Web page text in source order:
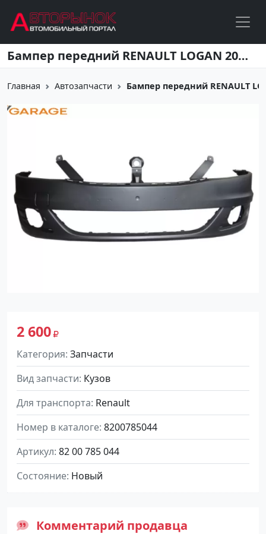
Перейти к основному содержанию Бампер передний RENAULT LOGAN 2010-2014 Краснодар
Главная Автозапчасти Бампер передний RENAULT
2 600
Категория Запчасти
Вид запчасти Кузов
Для транспорта Renault
Номер в каталоге 8200785044
Артикул 82 00 785 044
Состояние Новый
Комментарий продавца